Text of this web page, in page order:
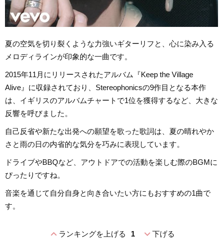
夏の空気を切り裂くような力強いギターリフと、心に染み入る
メロディラインが印象的な一曲です。
2015年11月にリリースされたアルバム『Keep the Village
Alive』に収録されており、Stereophonicsの9作目となる本作
は、イギリスのアルバムチャートで1位を獲得するなど、大きな
反響を呼びました。
自己反省や新たな出発への願望を歌った歌詞は、夏の晴れやか
さと雨の日の内省的な気分を巧みに表現しています。
ドライブやBBQなど、アウトドアでの活動を楽しむ際のBGMに
ぴったりですね。
音楽を通じて自分自身と向き合いたい方にもおすすめの1曲で
す。
expand_lessランキングを上げる 1 expand_more下げる